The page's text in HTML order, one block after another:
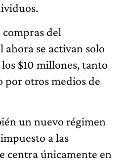
del
se activan solo
$10 millones, tanto
por otros medios de
un nuevo régimen
a las
centra únicamente en